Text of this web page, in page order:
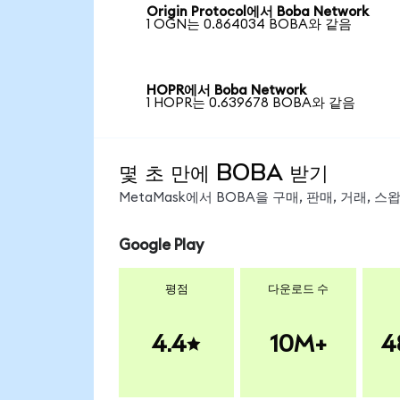
Origin Protocol에서 Boba Network
1 OGN는 0.864034 BOBA와 같음
HOPR에서 Boba Network
1 HOPR는 0.639678 BOBA와 같음
몇 초 만에 BOBA 받기
MetaMask에서 BOBA을 구매, 판매, 거래, 스
Google Play
평점
4.4
다운로드 수
10M+